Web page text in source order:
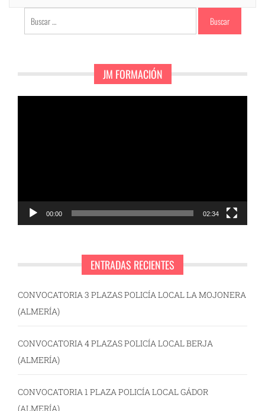
Buscar:
JM FORMACIÓN
00:00 02:34
ENTRADAS RECIENTES
CONVOCATORIA 3 PLAZAS POLICÍA LOCAL LA MOJONERA
(ALMERÍA)
CONVOCATORIA 4 PLAZAS POLICÍA LOCAL BERJA
(ALMERÍA)
CONVOCATORIA 1 PLAZA POLICÍA LOCAL GÁDOR
(ALMERÍA)